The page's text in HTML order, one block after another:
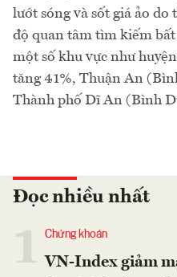
lướt sóng và sốt giá ảo
độ quan tâm tìm kiếm
một số khu vực như
tăng 41%, Thuận An
Thành phố Dĩ An (Bình
Đọc nhiều nhất
Chứng khoán
VN-Index giảm